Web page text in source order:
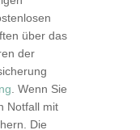
über das
der
. Wenn Sie
Notfall mit
Die